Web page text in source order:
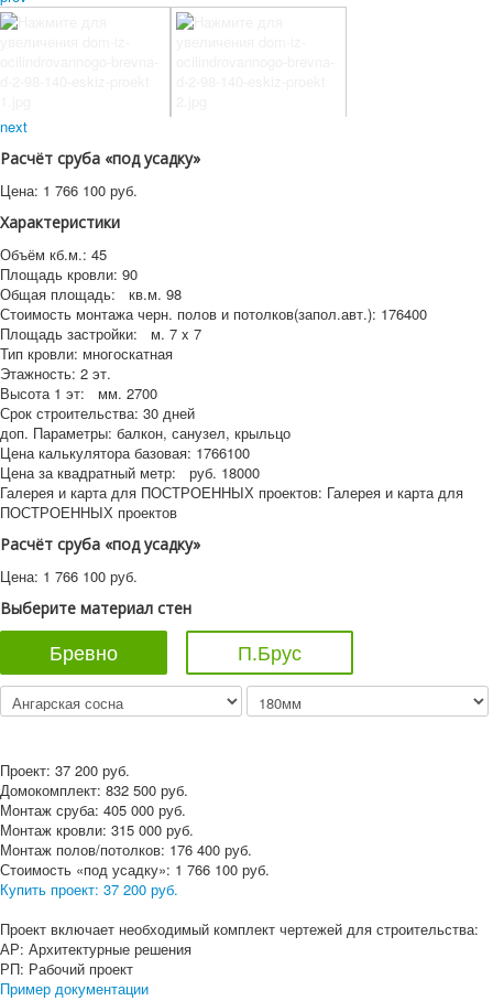
next
Расчёт сруба «под усадку»
Цена: 1 766 100 руб.
Характеристики
Объём кб.м.: 45
Площадь кровли: 90
Общая площадь:
кв.м. 98
Стоимость монтажа черн. полов и потолков(запол.авт.): 176400
Площадь застройки:
м. 7 x 7
Тип кровли: многоскатная
Этажность: 2 эт.
Высота 1 эт:
мм. 2700
Срок строительства: 30 дней
доп. Параметры: балкон, санузел, крыльцо
Цена калькулятора базовая: 1766100
Цена за квадратный метр:
руб. 18000
Галерея и карта для ПОСТРОЕННЫХ проектов: Галерея и карта для
ПОСТРОЕННЫХ проектов
Расчёт сруба «под усадку»
Цена: 1 766 100 руб.
Выберите материал стен
Бревно П.Брус
Проект: 37 200 руб.
Домокомплект: 832 500 руб.
Монтаж сруба: 405 000 руб.
Монтаж кровли: 315 000 руб.
Монтаж полов/потолков: 176 400 руб.
Стоимость «под усадку»: 1 766 100 руб.
Купить проект: 37 200 руб.
Проект включает необходимый комплект чертежей для строительства:
АР: Архитектурные решения
РП: Рабочий проект
Пример документации